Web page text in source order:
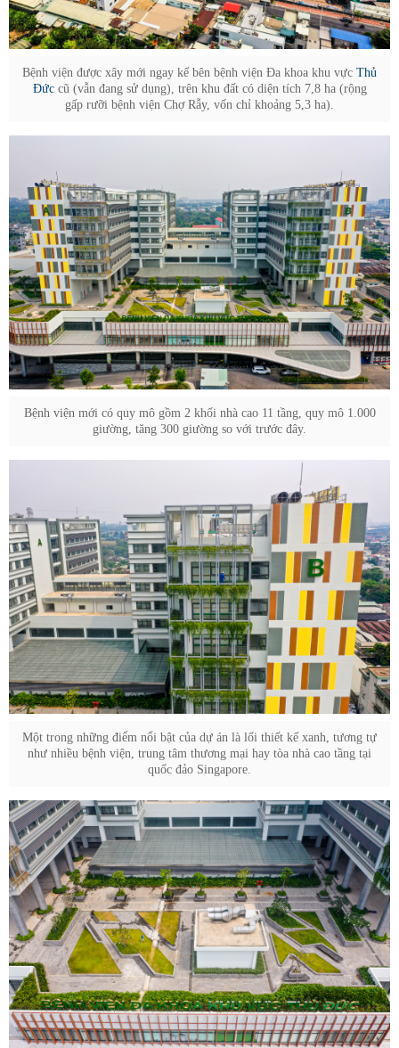
Bệnh viện được xây mới ngay kế bên bệnh viện Đa khoa khu vực Thủ
Đứccũ (vẫn đang sử dụng), trên khu đất có diện tích 7,8 ha (rộng
gấp rưỡi bệnh viện Chợ Rẫy, vốn chỉ khoảng 5,3 ha).
Bệnh viện mới có quy mô gồm 2 khối nhà cao 11 tầng, quy mô 1.000
giường, tăng 300 giường so với trước đây.
Một trong những điểm nổi bật của dự án là lối thiết kế xanh, tương tự
như nhiều bệnh viện, trung tâm thương mại hay tòa nhà cao tầng tại
quốc đảo Singapore.